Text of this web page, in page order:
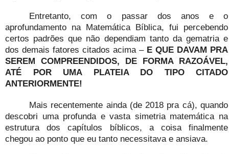
Entretanto, com o passar dos anos e o
aprofundamento na Matemática Bíblica, fui percebendo
certos padrões que não dependiam tanto da gematria e
dos demais fatores citados acima – E QUE DAVAM PRA
SEREM COMPREENDIDOS, DE FORMA RAZOÁVEL,
ATÉ POR UMA PLATEIA DO TIPO CITADO
ANTERIORMENTE!
Mais recentemente ainda (de 2018 pra cá), quando
descobri uma profunda e vasta simetria matemática na
estrutura dos capítulos bíblicos, a coisa finalmente
chegou ao ponto que eu tanto necessitava e ansiava.